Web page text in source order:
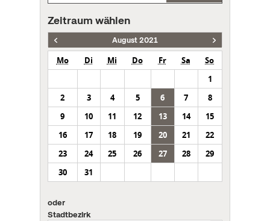
Zeitraum wählen
August 2021
Mo Di Mi Do Fr Sa
So
1
2
3 4 5 6 7
8
9
10 11 12 13 14
15
16
17 18 19 20 21
22
23
24 25 26 27 28
29
30
31
oder
Stadtbezirk